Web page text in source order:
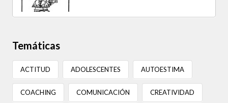
Temáticas
ACTITUD ADOLESCENTES AUTOESTIMA
COACHING COMUNICACIÓN CREATIVIDAD